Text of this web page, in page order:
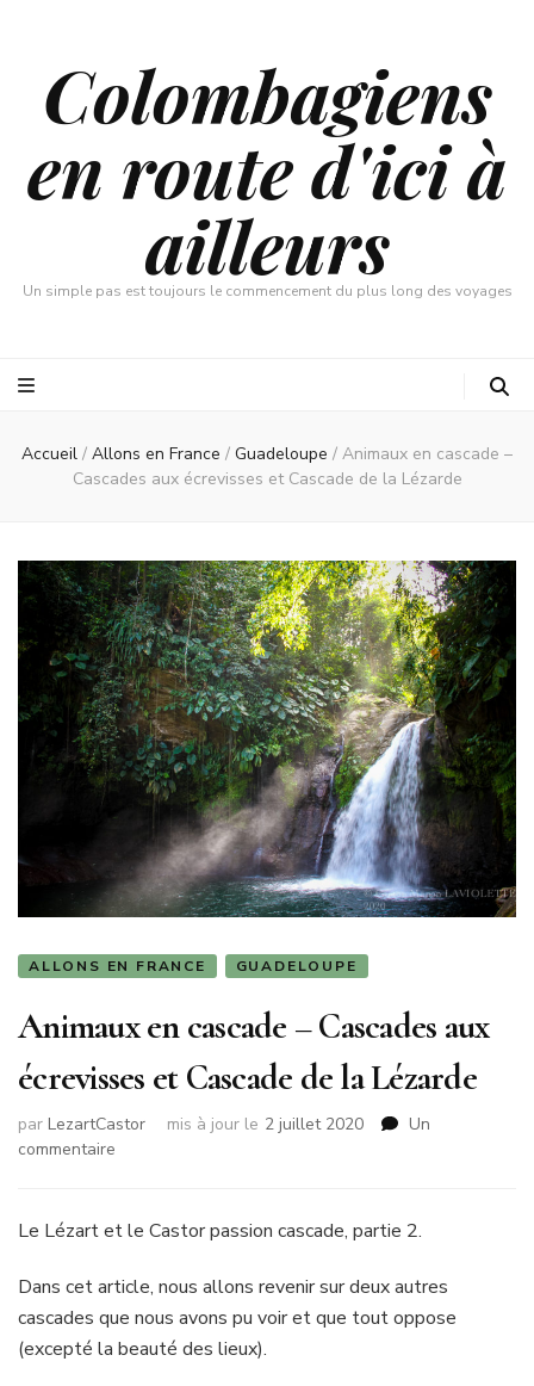
Colombagiens
en route d'ici à
ailleurs
Un simple pas est toujours le commencement du plus long des voyages
Accueil / Allons en France / Guadeloupe / Animaux en cascade –
Cascades aux écrevisses et Cascade de la Lézarde
ALLONS EN FRANCE GUADELOUPE
Animaux en cascade – Cascades aux
écrevisses et Cascade de la Lézarde
par LezartCastor mis à jour le 2 juillet 2020
Un
commentaire
cascade
aux
écrevisses
et
Le Lézart et le Castor passion cascade, partie 2.
Dans cet article, nous allons revenir sur deux autres
cascades que nous avons pu voir et que tout oppose
(excepté la beauté des lieux).